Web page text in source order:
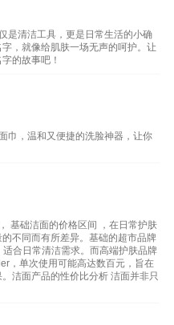
是清洁工具，更是日常生活的小确
，就像给肌肤一场无声的呵护。让
的故事吧！
巾，温和又便捷的洗脸神器，让你
基础洁面的价格区间 ，在日常护肤
不同而有所差异。基础的超市品牌
合日常清洁需求。而高端护肤品牌
，单次使用可能高达数百元，旨在
洁面产品的性价比分析 洁面并非只